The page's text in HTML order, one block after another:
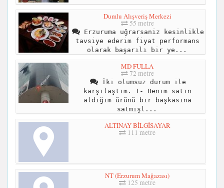
Dumlu Alışveriş Merkezi
55 metre
Erzuruma uğrarsaniz kesinlikle
tavsiye ederim fiyat performans
olarak başarılı bir ye...
MD FULLA
72 metre
İki olumsuz durum ile
karşılaştım. 1- Benim satın
aldığım ürünü bir başkasına
satmışl...
ALTINAY BİLGİSAYAR
111 metre
NT (Erzurum Mağazası)
125 metre